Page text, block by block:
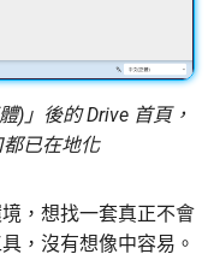
GrapheneOS：高度隱
什麼是 OONI
OONI Run v2 操作說明
助產生目的地概況
點查詢服務
OONI 測量資料結構導覽
)」後的 Drive 首頁，
已在地化
，想找一套真正不會
，沒有想像中容易。